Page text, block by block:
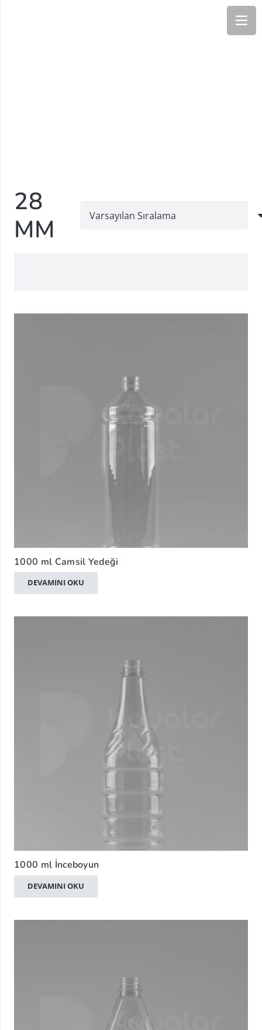
28
MM
1000 ml Camsil Yedeği
DEVAMINI OKU
1000 ml İnceboyun
DEVAMINI OKU